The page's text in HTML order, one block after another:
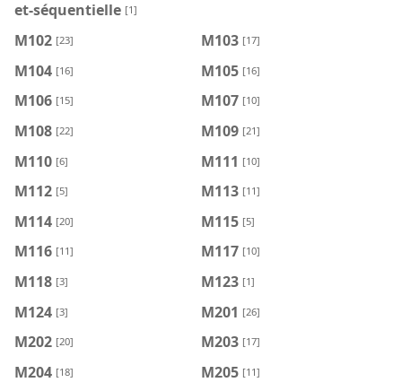
et-séquentielle [1]
M102 [23] M103 [17]
M104 [16] M105 [16]
M106 [15] M107 [10]
M108 [22] M109 [21]
M110 [6] M111 [10]
M112 [5] M113 [11]
M114 [20] M115 [5]
M116 [11] M117 [10]
M118 [3] M123 [1]
M124 [3] M201 [26]
M202 [20] M203 [17]
M204 [18] M205 [11]